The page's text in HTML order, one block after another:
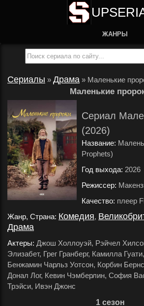
ЖАНРЫ
Сериалы » Драма » Маленькие
Маленькие
Сериал
(2026)
Название:
Prophets)
Год выхода: 2026
Режиссер:
Качество: плеер
Жанр, Страна: Комедия,
Драма
Актеры: Джош Холлоуэй, Рэйчел
Элизабет, Грег Гранберг, Камилла
Бенжамин Чарльз Уотсон, Корбин
Донал Лог, Кевин Чэмберлин, София
Трэйси, Ивэн Джонс
1 сезон